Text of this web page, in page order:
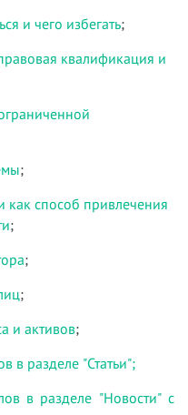
и чего избегать;
квалификация и
;
как способ привлечения
;
;
;
и активов;
в разделе "Статьи";
в разделе "Новости" с